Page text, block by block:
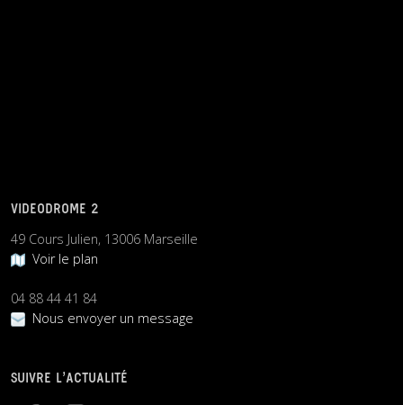
VIDEODROME 2
49 Cours Julien, 13006 Marseille
Voir le plan
04 88 44 41 84
Nous envoyer un message
SUIVRE L’ACTUALITÉ